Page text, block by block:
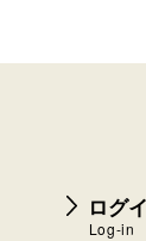
ログ
Log-in